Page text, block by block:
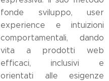
fonde sviluppo, user
experience e intuizioni
comportamentali, dando
vita a prodotti web
efficaci, inclusivi e
orientati alle esigenze